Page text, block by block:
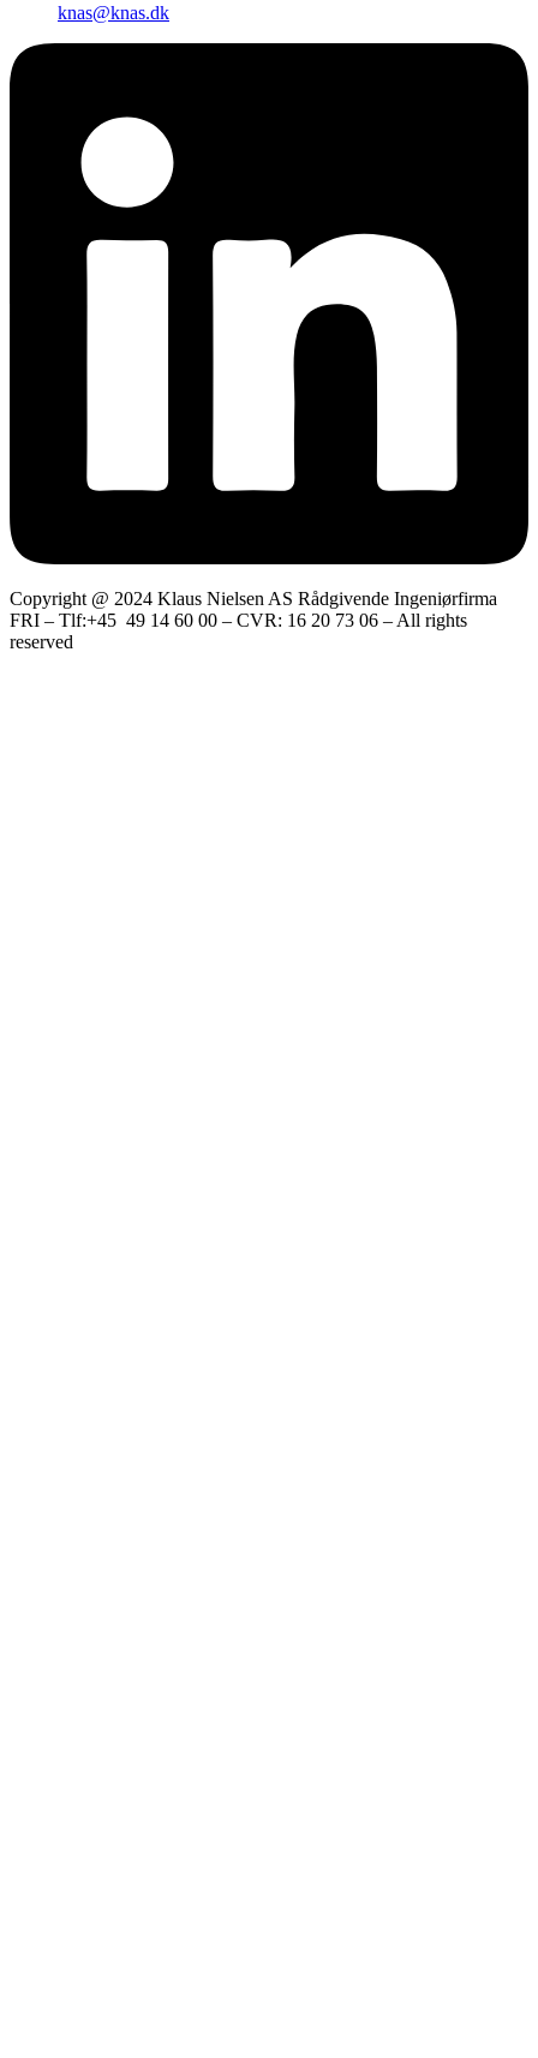
knas@knas.dk
Copyright @ 2024 Klaus Nielsen AS Rådgivende Ingeniørfirma
FRI – Tlf:+45 49 14 60 00 – CVR: 16 20 73 06 – All rights
reserved